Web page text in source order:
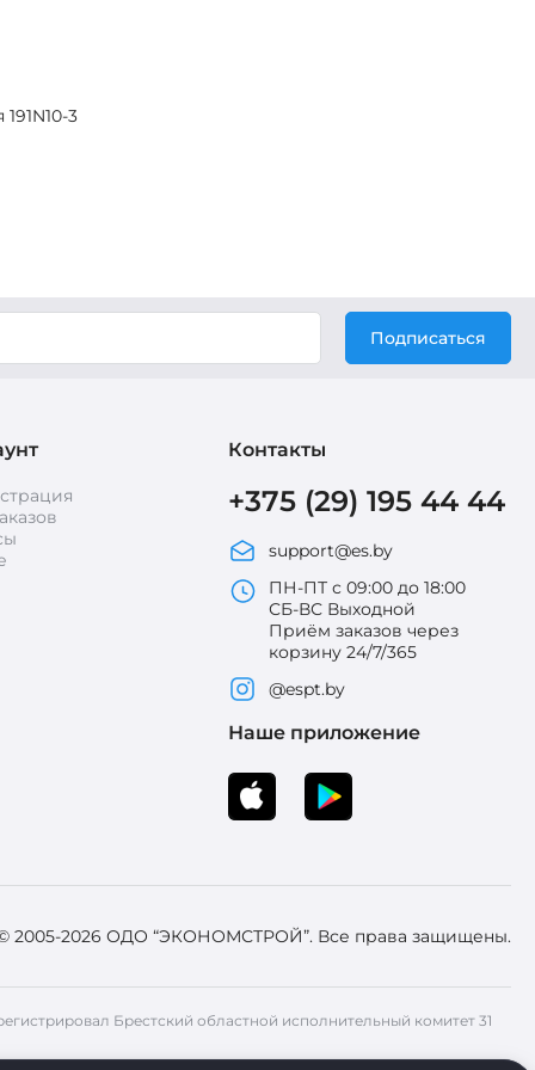
3
Подписаться
Контакты
+375 (29) 195 44 44
support@es.by
ПН-ПТ с 09:00 до 18:00
СБ-ВС Выходной
Приём заказов через
корзину 24/7/365
@espt.by
Наше приложение
2005-2026 ОДО “ЭКОНОМСТРОЙ”. Все права защищены.
Брестский областной исполнительный комитет 31